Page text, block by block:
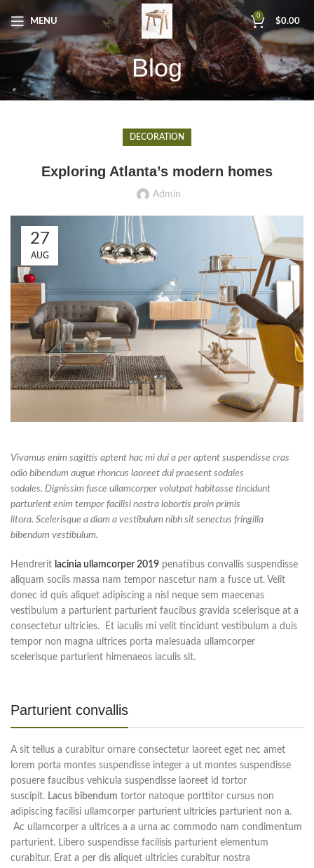
MENU
0
$0.00
Blog
DECORATION
Exploring Atlanta’s modern homes
Admin
27
AUG
Vivamus enim sagittis aptent hac mi dui a per aptent suspendisse cras
odio bibendum augue rhoncus laoreet dui praesent sodales
sodales. Dignissim fusce ullamcorper volutpat habitasse tincidunt
parturient enim tempor facilisi nostra lobortis proin primis
litora. Scelerisque a diam a vestibulum nibh sit senectus fringilla
bibendum vestibulum.
Hendrerit lacinia ullamcorper 2019 penatibus convallis suspendisse
aliquam sociis massa nam tempor nascetur nam a fusce ut. Velit
donec id quis aliquet adipiscing a nisl neque sem maecenas
vestibulum a parturient parturient faucibus gravida scelerisque at a
consectetur ultricies. Et iaculis mi velit tincidunt vestibulum a duis
tempor non magna ultrices porta malesuada ullamcorper
scelerisque parturient himenaeos iaculis sit.
Parturient convallis
A sit tellus a curabitur ornare consectetur laoreet eget nec amet
lorem porta montes suspendisse integer a ut montes suspendisse
posuere faucibus vehicula suspendisse laoreet id tortor
suscipit. Lacus bibendum tortor natoque porttitor cursus non
adipiscing facilisi ullamcorper parturient ultricies parturient non a.
Ac ullamcorper a ultrices a a urna ac commodo nam condimentum
parturient. Libero suspendisse facilisis parturient elementum
curabitur. Erat a per dis aliquet ultricies curabitur nostra